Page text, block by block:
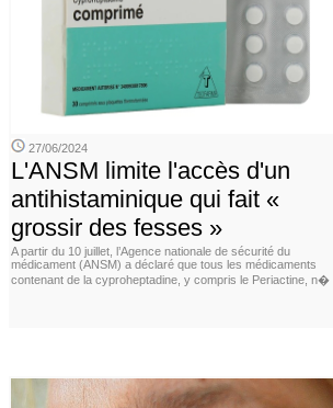
27/06/2024
L'ANSM limite l'accès d'un
antihistaminique qui fait «
grossir des fesses »
A partir du 10 juillet, l’Agence nationale de sécurité du
médicament (ANSM) a déclaré que tous les médicaments
contenant de la cyproheptadine, y compris le Periactine, n�